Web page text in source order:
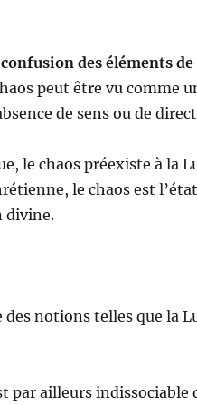
des éléments
peut être vu comme
de sens ou de
le chaos préexiste à la
le chaos est
divine.
des notions telles que la
par ailleurs indissociable